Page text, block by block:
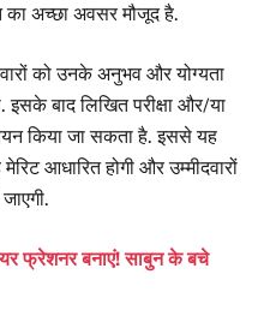
अच्छा अवसर मौजूद है.
को उनके अनुभव और योग्यता
इसके बाद लिखित परीक्षा और/या
किया जा सकता है. इससे यह
आधारित होगी और उम्मीदवारों
फ्रेशनर बनाएं! साबुन के बचे